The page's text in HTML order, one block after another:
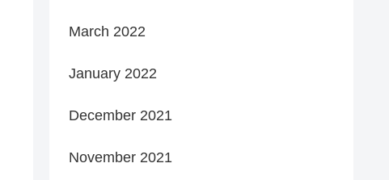
March 2022
January 2022
December 2021
November 2021